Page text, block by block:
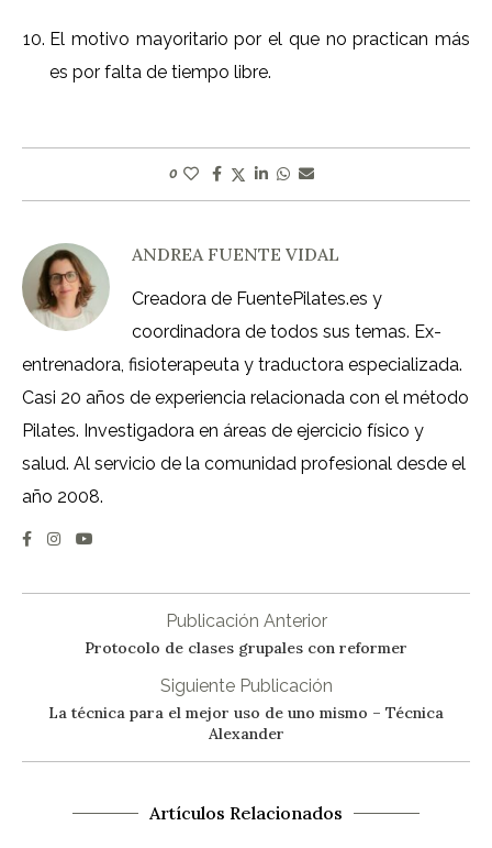
El motivo mayoritario por el que no practican más
es por falta de tiempo libre.
0
ANDREA FUENTE VIDAL
Creadora de FuentePilates.es y
coordinadora de todos sus temas. Ex-
entrenadora, fisioterapeuta y traductora especializada.
Casi 20 años de experiencia relacionada con el método
Pilates. Investigadora en áreas de ejercicio físico y
salud. Al servicio de la comunidad profesional desde el
año 2008.
Publicación Anterior
Protocolo de clases grupales con reformer
Siguiente Publicación
La técnica para el mejor uso de uno mismo – Técnica
Alexander
Artículos Relacionados